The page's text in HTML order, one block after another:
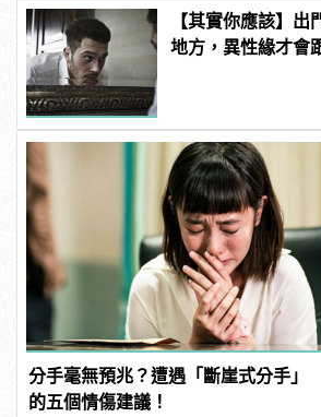
【其實你應該】出
地方，異性緣才會
分手毫無預兆？遭遇「斷崖式分手」
的五個情傷建議！